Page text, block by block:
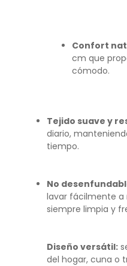
Confort
cm que
cómodo.
Tejido suave y
diario,
tiempo.
No
lavar fácilmente a
siempre limpia y
Diseño versátil:
del hogar, cuna o